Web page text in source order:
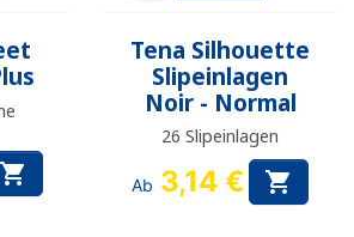

Tena Silhouette
Slipeinlagen
Noir - Normal
26 Slipeinlagen
Ab 3,14 € 